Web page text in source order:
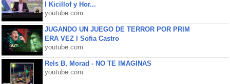
l Kicillof y Hor...
youtube.com
JUGANDO UN JUEGO DE TERROR POR PRIM
ERA VEZ l Sofia Castro
youtube.com
Rels B, Morad - NO TE IMAGINAS
youtube.com